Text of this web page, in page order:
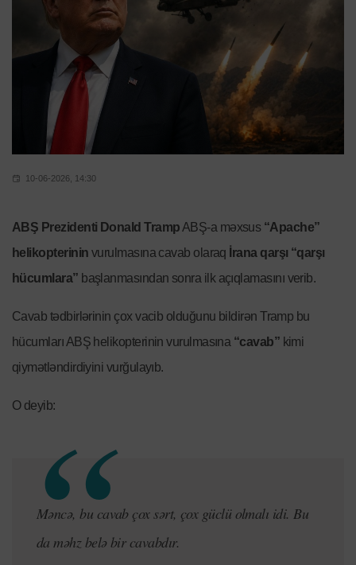
10-06-2026, 14:30
ABŞ Prezidenti Donald TrampABŞ-a məxsus “Apache”
helikopterinin vurulmasına cavab olaraq İrana qarşı “qarşı
hücumlara” başlanmasından sonra ilk açıqlamasını verib.
Cavab tədbirlərinin çox vacib olduğunu bildirən Tramp bu
hücumları ABŞ helikopterinin vurulmasına “cavab” kimi
qiymətləndirdiyini vurğulayıb.
O deyib:
Məncə, bu cavab çox sərt, çox güclü olmalı idi. Bu
da məhz belə bir cavabdır.